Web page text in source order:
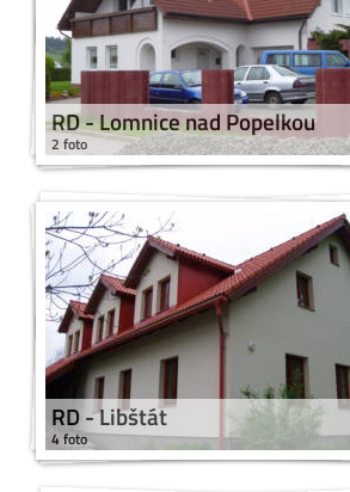
RD - Lomnice nad Popelkou
2 foto
RD - Libštát
4 foto